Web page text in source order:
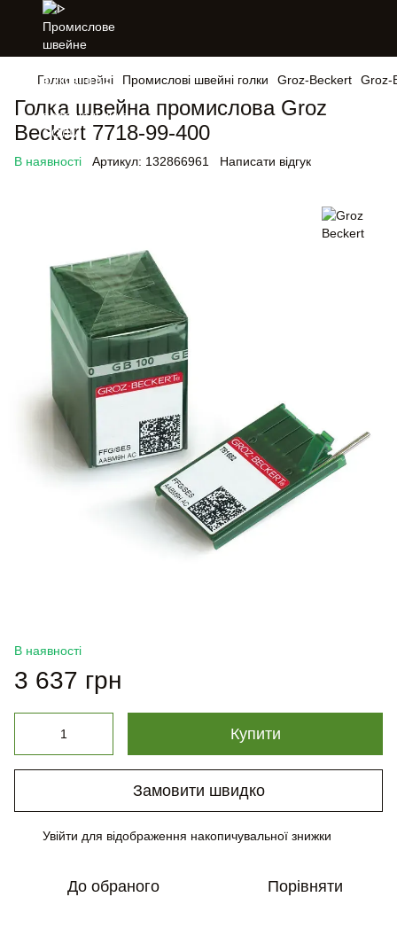
Голки швейні Промислові швейні голки Groz-Beckert Groz-
Голка швейна промислова Groz
Beckert 7718-99-400
В наявності Артикул: 132866961 Написати відгук
В наявності
3 637 грн
Купити
Замовити швидко
Увійти для відображення накопичувальної знижки
До обраного Порівняти